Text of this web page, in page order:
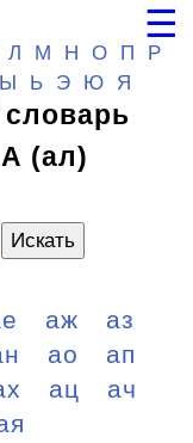
☰
Л М Н О П
Р
Ь Э Ю Я
(ал)
Искать
аж
аз
ао
ап
ац
ач